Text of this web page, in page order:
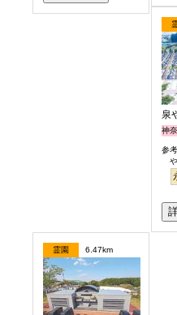
泉
神
参
霊園 6.47km